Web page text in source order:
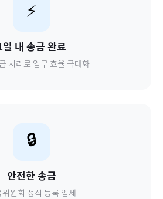
⚡
일 내 송금 완료
처리로 업무 효율 극대화
🔒
안전한 송금
위원회 정식 등록 업체